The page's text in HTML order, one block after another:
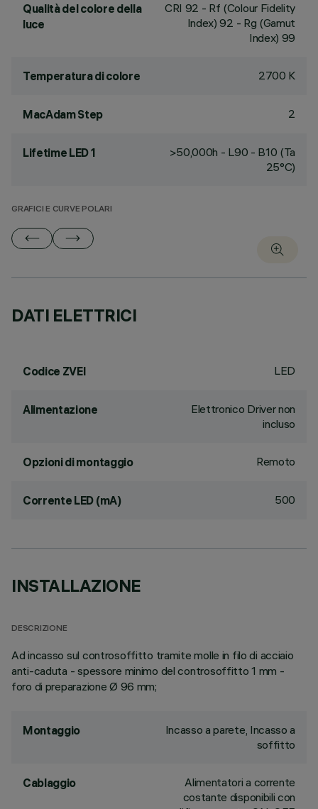
Qualità del colore della
luce
CRI 92 - Rf (Colour Fidelity
Index) 92 - Rg (Gamut
Index) 99
Temperatura di colore 2700 K
MacAdam Step 2
Lifetime LED 1
>50,000h - L90 - B10 (Ta
25°C)
GRAFICI E CURVE POLARI
DATI ELETTRICI
Codice ZVEI LED
Alimentazione
Elettronico Driver non
incluso
Opzioni di montaggio Remoto
Corrente LED (mA) 500
INSTALLAZIONE
DESCRIZIONE
Ad incasso sul controsoffitto tramite molle in filo di acciaio
anti-caduta - spessore minimo del controsoffitto 1 mm -
foro di preparazione Ø 96 mm;
Montaggio
Incasso a parete, Incasso a
soffitto
Cablaggio
Alimentatori a corrente
costante disponibili con